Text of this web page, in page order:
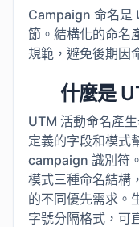
Campaign 命名是
節。結構化的命名
規範，避免後期因
什麼是
UTM 活動命名產
定義的字段和模式
campaign 識別符
模式三種命名結構
的不同優先需求。
字號分隔格式，可